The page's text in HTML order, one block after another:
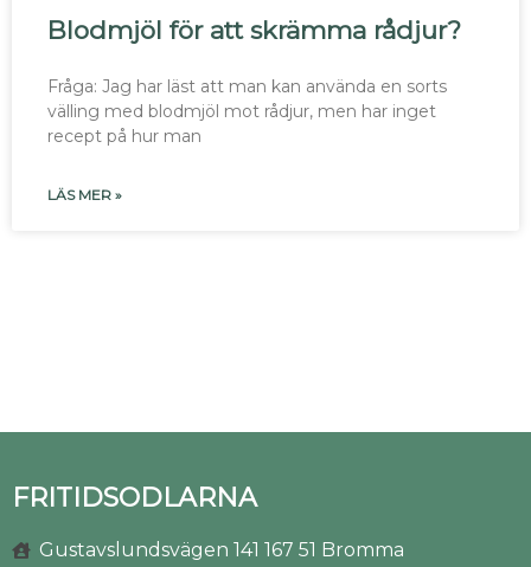
Blodmjöl för att skrämma rådjur?
Fråga: Jag har läst att man kan använda en sorts
välling med blodmjöl mot rådjur, men har inget
recept på hur man
LÄS MER »
FRITIDSODLARNA
Gustavslundsvägen 141 167 51 Bromma